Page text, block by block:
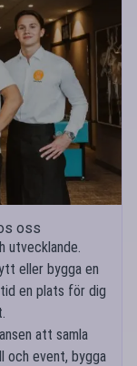
oss
utvecklande.
eller bygga en
en plats för dig
att samla
och event, bygga